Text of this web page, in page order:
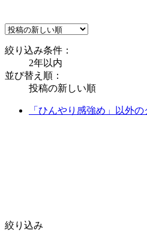
絞り込み条件：
2年以内
並び替え順：
投稿の新しい順
「ひんやり感強め」以外
絞り込み